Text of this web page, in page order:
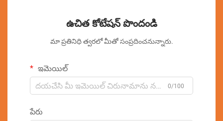
ఉచిత కోటేషన్ పొందండి
మా ప్రతినిధి త్వరలో మీతో సంప్రదించనున్నారు.
ఇమెయిల్
0/100
పేరు